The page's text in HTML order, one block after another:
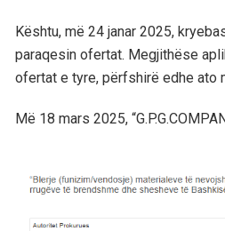
Kështu, më 24 janar 2025,
paraqesin ofertat. Megjithëse
ofertat e tyre, përfshirë edhe ato
Më 18 mars 2025,